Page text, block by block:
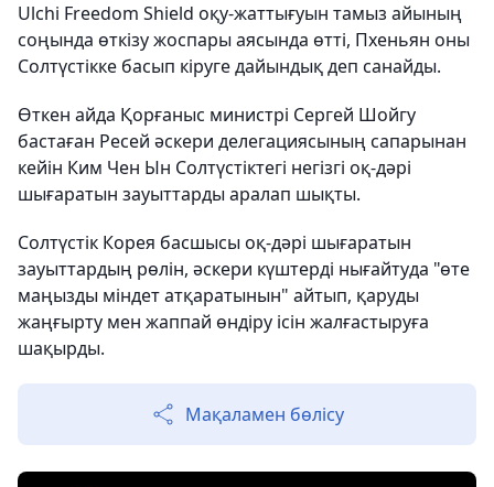
Ulchi Freedom Shield оқу-жаттығуын тамыз айының
соңында өткізу жоспары аясында өтті, Пхеньян оны
Солтүстікке басып кіруге дайындық деп санайды.
Өткен айда Қорғаныс министрі Сергей Шойгу
бастаған Ресей әскери делегациясының сапарынан
кейін Ким Чен Ын Солтүстіктегі негізгі оқ-дәрі
шығаратын зауыттарды аралап шықты.
Солтүстік Корея басшысы оқ-дәрі шығаратын
зауыттардың рөлін, әскери күштерді нығайтуда "өте
маңызды міндет атқаратынын" айтып, қаруды
жаңғырту мен жаппай өндіру ісін жалғастыруға
шақырды.
Мақаламен бөлісу